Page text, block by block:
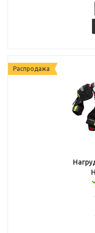
Распродажа